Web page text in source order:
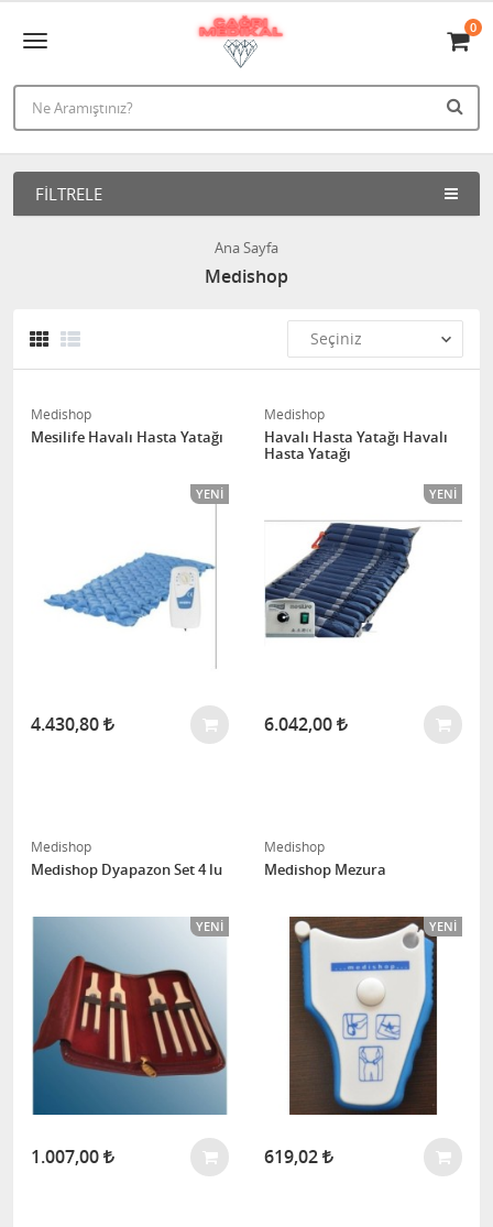
0
FILTRELE
Ana Sayfa
Medishop
Medishop
Mesilife Havalı Hasta Yatağı
YENI
4.430,80
Medishop
Havalı Hasta Yatağı Havalı
Hasta Yatağı
YENI
6.042,00
Medishop
Medishop Dyapazon Set 4 lu
YENI
1.007,00
Medishop
Medishop Mezura
YENI
619,02